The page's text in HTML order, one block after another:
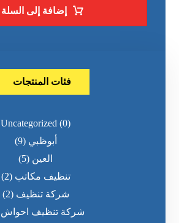
إضافة إلى السلة
فئات المنتجات
Uncategorized (0)
أبوظبي (9)
العين (5)
تنظيف مكاتب (2)
شركة تنظيف (2)
شركة تنظيف احواش